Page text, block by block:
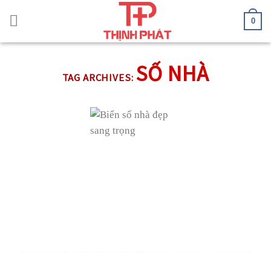
0
TAG ARCHIVES: SỐ NHÀ